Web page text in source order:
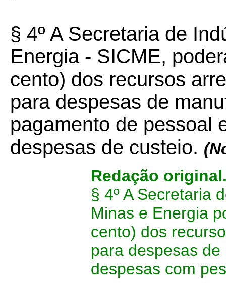
§ 4º A Secretaria de
Energia - SICME,
cento) dos recursos
para despesas de
pagamento de pessoal
despesas de custeio.
Redação
§ 4ºA Secretaria
Minas e Energia
cento) dos
para despesas
despesas com